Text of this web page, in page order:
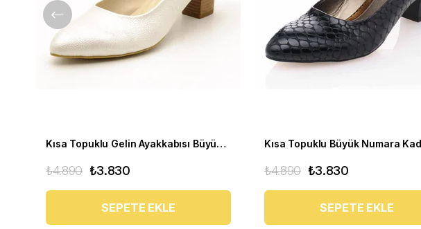
Kısa Topuklu Gelin Ayakkabısı Büyük Numara 1023 Sedef - 1023 51012 SE-SEDEF
₺3.830
₺4.890
SEPETE EKLE
₺3.830
₺4.890
SEPETE EKLE